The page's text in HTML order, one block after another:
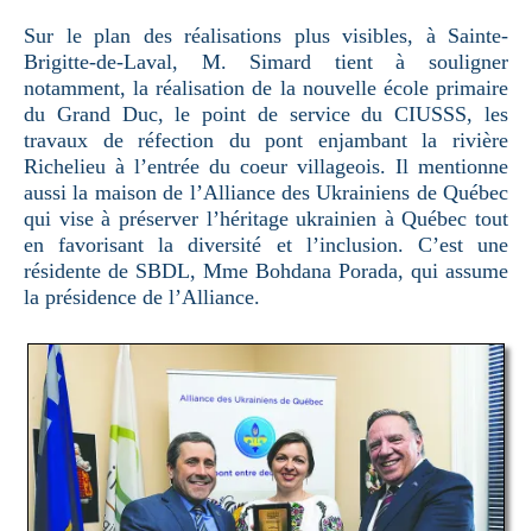
Sur le plan des réalisations plus visibles, à Sainte-
Brigitte-de-Laval, M. Simard tient à souligner
notamment, la réalisation de la nouvelle école primaire
du Grand Duc, le point de service du CIUSSS, les
travaux de réfection du pont enjambant la rivière
Richelieu à l’entrée du coeur villageois. Il mentionne
aussi la maison de l’Alliance des Ukrainiens de Québec
qui vise à préserver l’héritage ukrainien à Québec tout
en favorisant la diversité et l’inclusion. C’est une
résidente de SBDL, Mme Bohdana Porada, qui assume
la présidence de l’Alliance.